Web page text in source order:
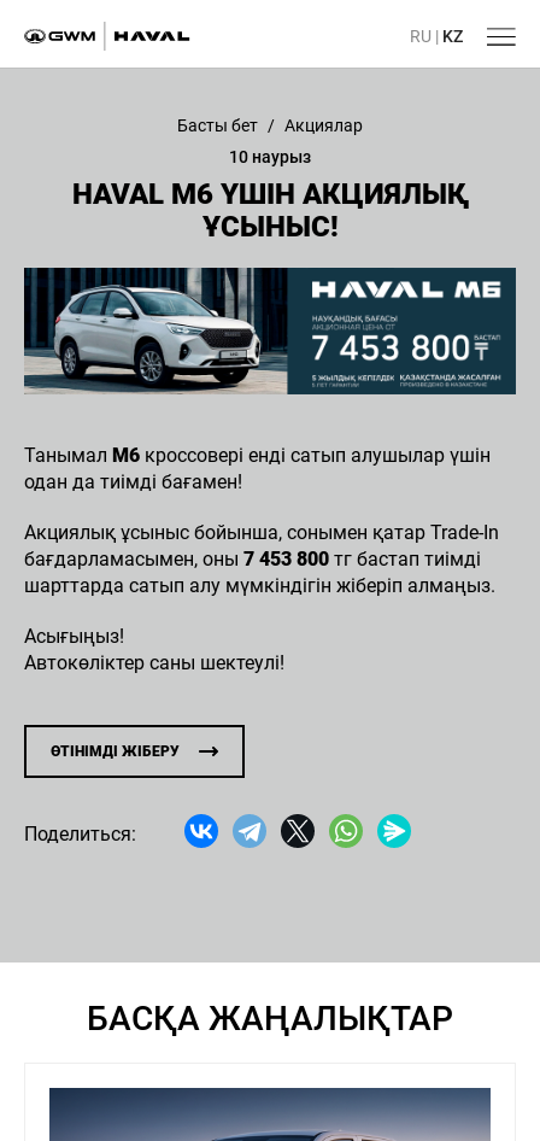
RU | KZ
Басты бет / Акциялар
10 наурыз
HAVAL M6 ҮШІН АКЦИЯЛЫҚ
ҰСЫНЫС!
Танымал M6 кроссовері енді сатып алушылар үшін
одан да тиімді бағамен!
Акциялық ұсыныс бойынша, сонымен қатар Trade-In
бағдарламасымен, оны 7 453 800 тг бастап тиімді
шарттарда сатып алу мүмкіндігін жіберіп алмаңыз.
Асығыңыз!
Автокөліктер саны шектеулі!
ӨТІНІМДІ ЖІБЕРУ
Поделиться:
БАСҚА ЖАҢАЛЫҚТАР